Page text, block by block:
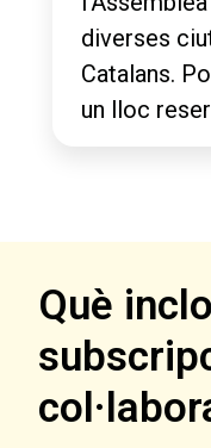
diverses
Catalans.
un lloc
Què